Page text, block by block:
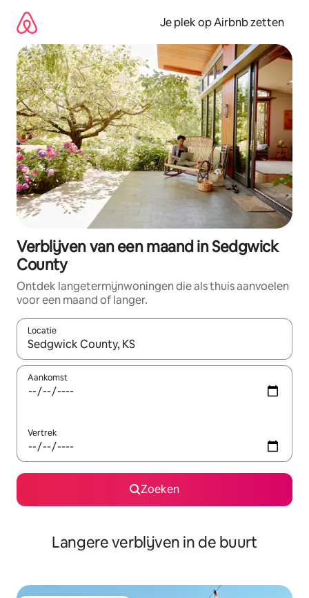
direct
naar
inhoud
Je plek op Airbnb zetten
Verblijven van een maand in Sedgwick
County
Ontdek langetermijnwoningen die als thuis aanvoelen
voor een maand of langer.
Locatie
Wanneer er resultaten beschikbaar zijn, maak je een keuze
Aankomst
Vertrek
Zoeken
Langere verblijven in de buurt